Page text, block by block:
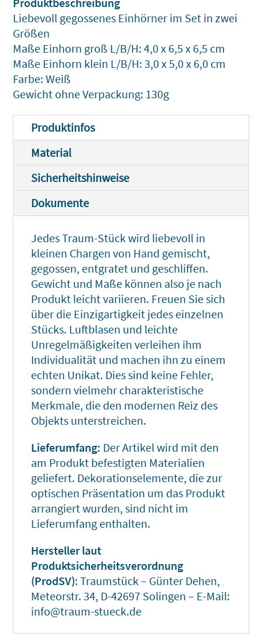
Liebevoll gegossenes Einhörner im Set in zwei
Größen
Maße Einhorn groß L/B/H: 4,0 x 6,5 x 6,5 cm
Maße Einhorn klein L/B/H: 3,0 x 5,0 x 6,0 cm
Farbe: Weiß
Gewicht ohne Verpackung: 130g
Produktinfos
Material
Sicherheitshinweise
Dokumente
Jedes Traum-Stück wird liebevoll in
kleinen Chargen von Hand gemischt,
gegossen, entgratet und geschliffen.
Gewicht und Maße können also je nach
Produkt leicht variieren. Freuen Sie sich
über die Einzigartigkeit jedes einzelnen
Stücks. Luftblasen und leichte
Unregelmäßigkeiten verleihen ihm
Individualität und machen ihn zu einem
echten Unikat. Dies sind keine Fehler,
sondern vielmehr charakteristische
Merkmale, die den modernen Reiz des
Objekts unterstreichen.
Lieferumfang: Der Artikel wird mit den
am Produkt befestigten Materialien
geliefert. Dekorationselemente, die zur
optischen Präsentation um das Produkt
arrangiert wurden, sind nicht im
Lieferumfang enthalten.
Hersteller laut
Produktsicherheitsverordnung
(ProdSV): Traumstück – Günter Dehen,
Meteorstr. 34, D-42697 Solingen – E-Mail:
info@traum-stueck.de